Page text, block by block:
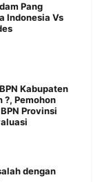
Pang
Indonesia Vs
Kabupaten
?, Pemohon
Provinsi
dengan